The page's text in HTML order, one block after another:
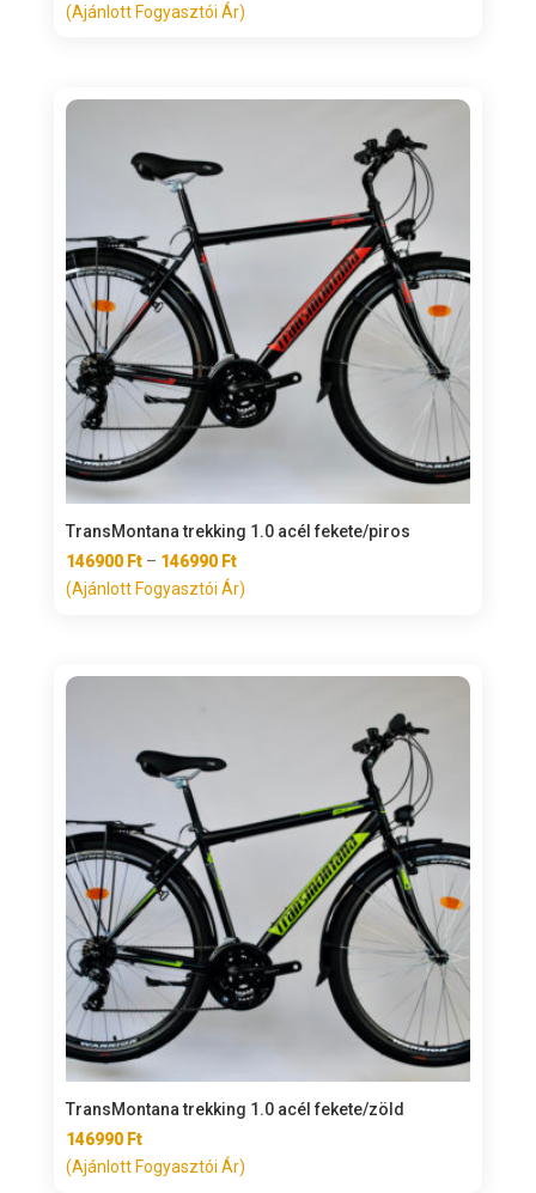
(Ajánlott Fogyasztói Ár)
TransMontana trekking 1.0 acél fekete/piros
146900 Ft – 146990 FtÁrtartomány:
146900 Ft
(Ajánlott Fogyasztói Ár)
TransMontana trekking 1.0 acél fekete/zöld
146990 Ft
(Ajánlott Fogyasztói Ár)